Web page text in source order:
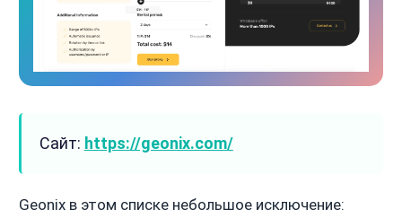
Сайт: https://geonix.com/
Geonix в этом списке небольшое исключение: